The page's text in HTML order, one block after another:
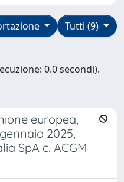
Tutti (9)
0.0 secondi).
europea,
2025,
SpA c. ACGM